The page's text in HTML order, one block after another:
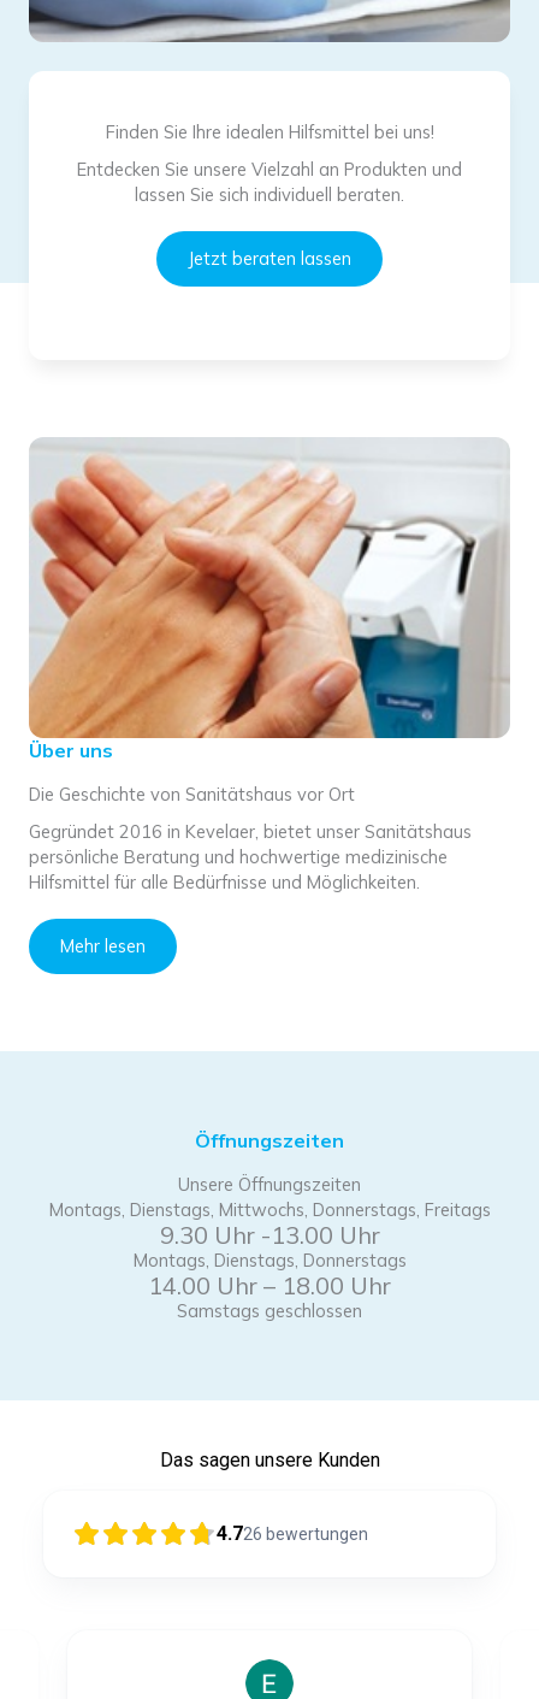
Finden Sie Ihre idealen Hilfsmittel bei uns!
Entdecken Sie unsere Vielzahl an Produkten und
lassen Sie sich individuell beraten.
Jetzt beraten lassen
Über uns
Die Geschichte von Sanitätshaus vor Ort
Gegründet 2016 in Kevelaer, bietet unser Sanitätshaus
persönliche Beratung und hochwertige medizinische
Hilfsmittel für alle Bedürfnisse und Möglichkeiten.
Mehr lesen
Öffnungszeiten
Unsere Öffnungszeiten
Montags, Dienstags, Mittwochs, Donnerstags, Freitags
9.30 Uhr -13.00 Uhr
Montags, Dienstags, Donnerstags
14.00 Uhr – 18.00 Uhr
Samstags geschlossen
Das sagen unsere Kunden
4.726 bewertungen